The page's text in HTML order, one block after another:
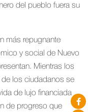
del pueblo fuera su
más repugnante
y social de Nuevo
Mientras los
los ciudadanos se
de lujo financiada
de progreso que